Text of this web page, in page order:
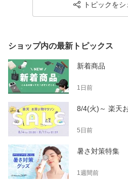
トピックを
ショップ内の最新トピックス
新着商品
1日前
8/4(火)～ 楽天
5日前
暑さ対策特集
1週間前